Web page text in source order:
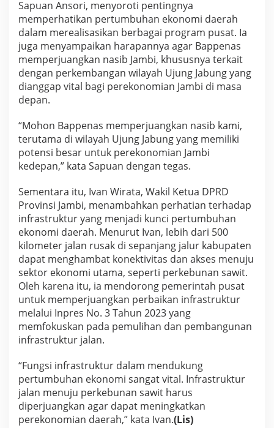
s
Sapuan Ansori, menyoroti pentingnya
memperhatikan pertumbuhan ekonomi daerah
dalam merealisasikan berbagai program pusat. Ia
juga menyampaikan harapannya agar Bappenas
memperjuangkan nasib Jambi, khususnya terkait
dengan perkembangan wilayah Ujung Jabung yang
dianggap vital bagi perekonomian Jambi di masa
depan.
“Mohon Bappenas memperjuangkan nasib kami,
terutama di wilayah Ujung Jabung yang memiliki
potensi besar untuk perekonomian Jambi
kedepan,” kata Sapuan dengan tegas.
Sementara itu, Ivan Wirata, Wakil Ketua DPRD
Provinsi Jambi, menambahkan perhatian terhadap
infrastruktur yang menjadi kunci pertumbuhan
ekonomi daerah. Menurut Ivan, lebih dari 500
kilometer jalan rusak di sepanjang jalur kabupaten
dapat menghambat konektivitas dan akses menuju
sektor ekonomi utama, seperti perkebunan sawit.
Oleh karena itu, ia mendorong pemerintah pusat
untuk memperjuangkan perbaikan infrastruktur
melalui Inpres No. 3 Tahun 2023 yang
memfokuskan pada pemulihan dan pembangunan
infrastruktur jalan.
“Fungsi infrastruktur dalam mendukung
pertumbuhan ekonomi sangat vital. Infrastruktur
jalan menuju perkebunan sawit harus
diperjuangkan agar dapat meningkatkan
perekonomian daerah,” kata Ivan.(Lis)